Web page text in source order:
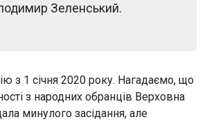
Зеленський.
з 1 січня 2020 року. Нагадаємо, що
з народних обранців Верховна
минулого засідання, але